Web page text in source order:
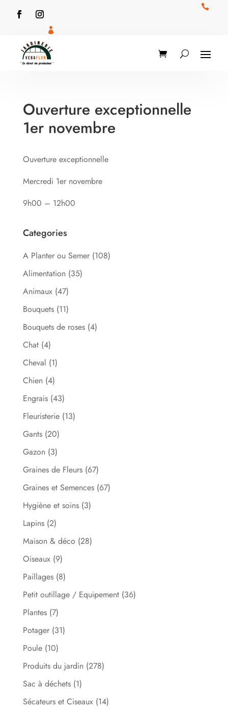


Ouverture exceptionnelle
1er novembre
Ouverture exceptionnelle
Mercredi 1er novembre
9h00 – 12h00
Categories
A Planter ou Semer (108)
Alimentation (35)
Animaux (47)
Bouquets (11)
Bouquets de roses (4)
Chat (4)
Cheval (1)
Chien (4)
Engrais (43)
Fleuristerie (13)
Gants (20)
Gazon (3)
Graines de Fleurs (67)
Graines et Semences (67)
Hygiène et soins (3)
Lapins (2)
Maison & déco (28)
Oiseaux (9)
Paillages (8)
Petit outillage / Equipement (36)
Plantes (7)
Potager (31)
Poule (10)
Produits du jardin (278)
Sac à déchets (1)
Sécateurs et Ciseaux (14)